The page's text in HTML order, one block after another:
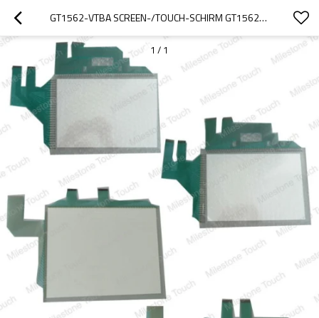
GT1562-VTBA SCREEN-/TOUCH-SCHIRM GT1562-VTBA
1 / 1